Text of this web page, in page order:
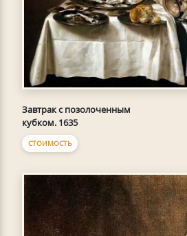
Завтрак с позолоченным
кубком. 1635
СТОИМОСТЬ